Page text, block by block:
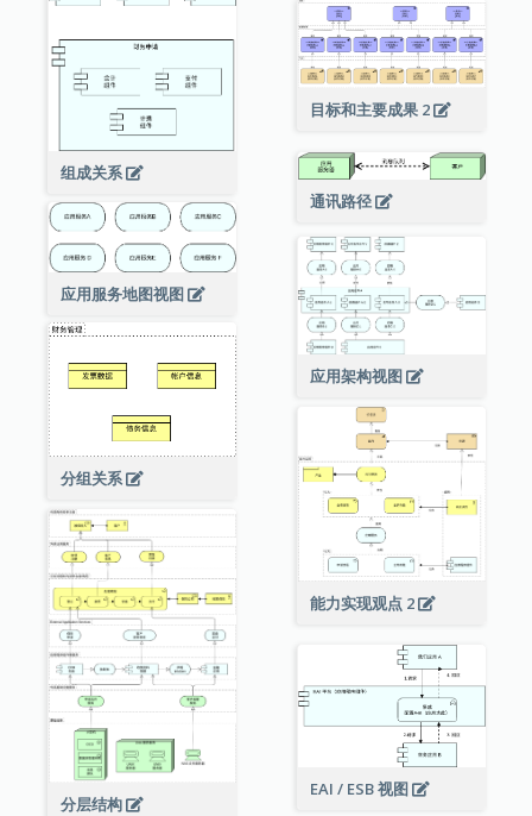
组成关系
目标和主要成果 2
通讯路径
应用服务地图视图
应用架构视图
分组关系
能力实现观点 2
分层结构
EAI / ESB 视图